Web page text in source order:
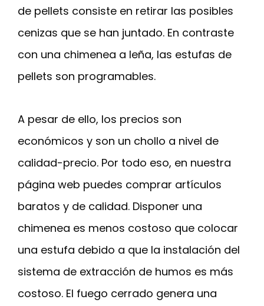
de pellets consiste en retirar las posibles
cenizas que se han juntado. En contraste
con una chimenea a leña, las estufas de
pellets son programables.
A pesar de ello, los precios son
económicos y son un chollo a nivel de
calidad-precio. Por todo eso, en nuestra
página web puedes comprar artículos
baratos y de calidad. Disponer una
chimenea es menos costoso que colocar
una estufa debido a que la instalación del
sistema de extracción de humos es más
costoso. El fuego cerrado genera una